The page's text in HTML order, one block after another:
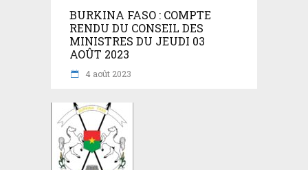
BURKINA FASO : COMPTE
RENDU DU CONSEIL DES
MINISTRES DU JEUDI 03
AOÛT 2023
4 août 2023